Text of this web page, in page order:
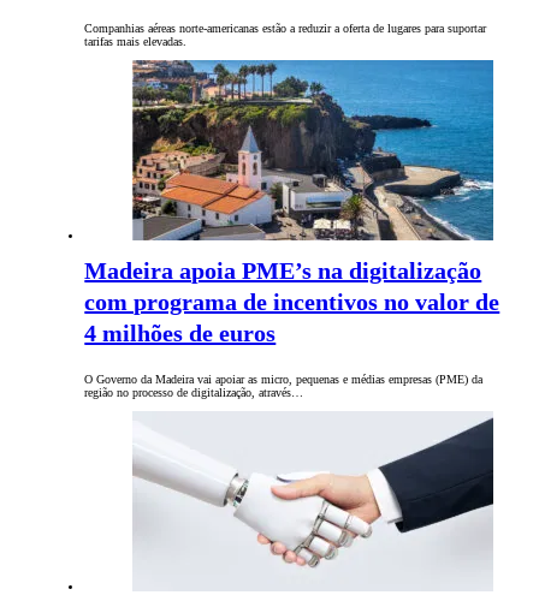
Companhias aéreas norte-americanas estão a reduzir a oferta de lugares para suportar
tarifas mais elevadas.
Madeira apoia PME’s na digitalização
com programa de incentivos no valor de
4 milhões de euros
O Governo da Madeira vai apoiar as micro, pequenas e médias empresas (PME) da
região no processo de digitalização, através…